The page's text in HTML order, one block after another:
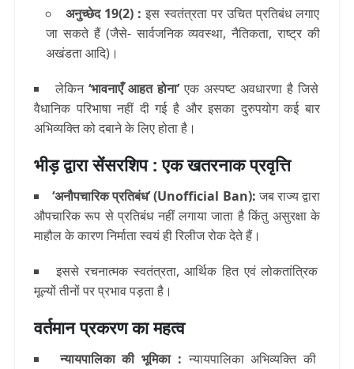
अनुच्छेद 19(2) : इस स्वतंत्रता पर उचित प्रतिबंध लगाए
जा सकते हैं (जैसे- सार्वजनिक व्यवस्था, नैतिकता, राष्ट्र की
अखंडता आदि)।
लेकिन ‘भावनाएँ आहत होना’एक अस्पष्ट अवधारणा है जिसे
वैधानिक परिभाषा नहीं दी गई है और इसका दुरुपयोग कई बार
अभिव्यक्ति को दबाने के लिए होता है।
भीड़ द्वारा सेंसरशिप : एक खतरनाक प्रवृत्ति
‘अनौपचारिक प्रतिबंध’ (Unofficial Ban): जब राज्य द्वारा
औपचारिक रूप से प्रतिबंध नहीं लगाया जाता है किंतु असुरक्षा के
माहौल के कारण निर्माता स्वयं ही रिलीज रोक देते हैं।
इससे रचनात्मक स्वतंत्रता, आर्थिक हित एवं लोकतांत्रिक
मूल्यों तीनों पर प्रभाव पड़ता है।
वर्तमान प्रकरण का महत्व
न्यायपालिका की भूमिका : न्यायपालिका अभिव्यक्ति की